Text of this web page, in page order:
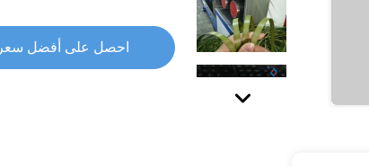
احصل على أفضل سعر